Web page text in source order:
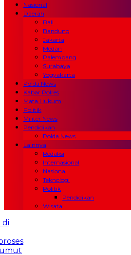
Nasional
Daerah
Bali
Bandung
Jakarta
Medan
Palembang
Surabaya
Yogyakarta
Polda News
Kabar Polres
Mata Hukum
Politik
Militer News
Pendidikan
Polda News
Lainnya
Redaksi
Internasional
Nasional
Teknologi
Politik
Pendidikan
Wisata
dan TNI AL Gelar Ekspedisi
3T
Bulan, Wartawan Persadaan